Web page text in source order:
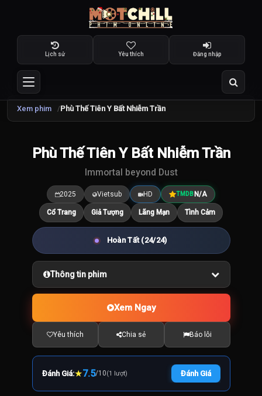
Lịch sử Yêu thích Đăng nhập
Xem phim Phù Thế Tiên Y Bất Nhiễm Trần
7.5
Phù Thế Tiên Y Bất Nhiễm Trần
Immortal beyond Dust
2025 Vietsub HD TMDB N/A
Cổ Trang Giả Tượng Lãng Mạn Tình Cảm
Hoàn Tất (24/24)
Thông tin phim
Xem Ngay
Yêu thích Chia sẻ Báo lỗi
Đánh Giá:★7.5/10(1 lượt) Đánh Giá